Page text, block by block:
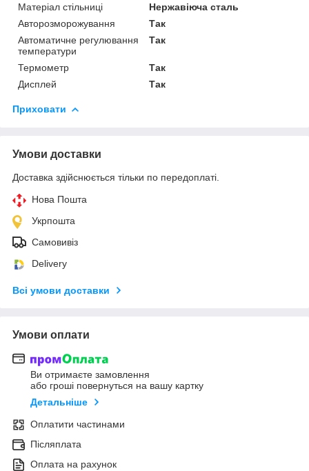
Матеріал стільниці
Нержавіюча сталь
Авторозморожування
Так
Автоматичне регулювання
температури
Так
Термометр
Так
Дисплей
Так
Приховати
Умови доставки
Доставка здійснюється тільки по передоплаті.
Нова Пошта
Укрпошта
Самовивіз
Delivery
Всі умови доставки
Умови оплати
Ви отримаєте замовлення
або гроші повернуться на вашу картку
Детальніше
Оплатити частинами
Післяплата
Оплата на рахунок